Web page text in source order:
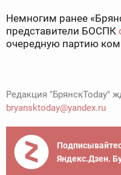
Немногим ранее
представители БОСПК
очередную партию
Редакция "БрянскToday"
bryansktoday@yandex.ru
Яндекс.Дзен.